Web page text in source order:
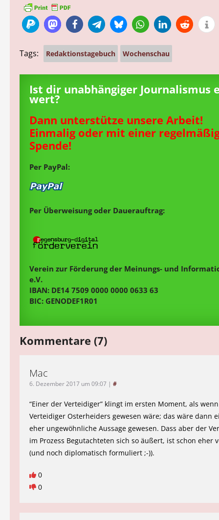
Tags: Redaktionstagebuch Wochenschau
Ist dir unabhängiger Journalismus
wert?
Dann unterstütze unsere Arbeit!
Einmalig oder mit einer
Spende!
Per PayPal:
Per Überweisung oder Dauerauftrag:
Verein zur Förderung der Meinungs- und
e.V.
IBAN: DE14 7509 0000 0000 0633 63
BIC: GENODEF1R01
Kommentare (7)
Mac
6. Dezember 2017 um 09:07 | #
“Einer der Verteidiger” klingt im ersten Moment, als
Verteidiger Osterheiders gewesen wäre; das wäre dann
eher ungewöhnliche Aussage gewesen. Dass aber der
im Prozess Begutachteten sich so äußert, ist schon eher
(und noch diplomatisch formuliert ;-)).
0
0